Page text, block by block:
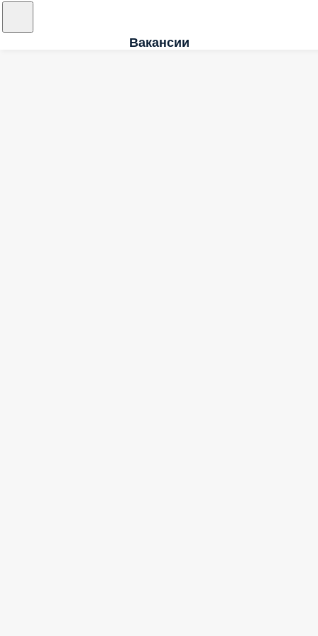
Вакансии